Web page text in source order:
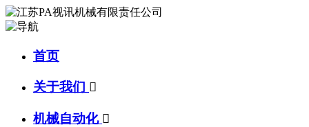
首页
关于我们 
机械自动化 